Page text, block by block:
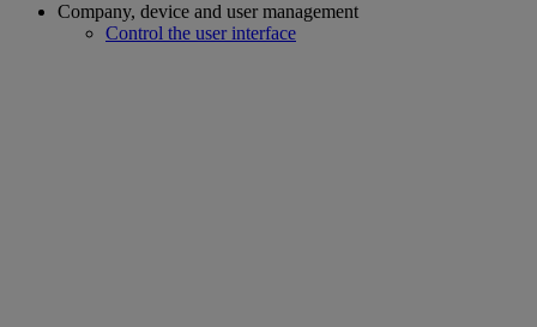
Company, device and user management
Control the user interface